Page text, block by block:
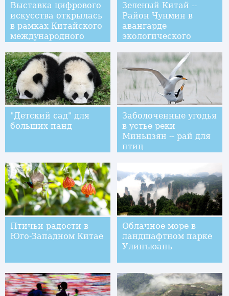
Выставка цифрового
искусства открылась
в рамках Китайского
международного
больших данных
Зеленый Китай --
Район Чунмин в
авангарде
экологического
Шанхае
"Детский сад" для
больших панд
Заболоченные угодья
в устье реки
Миньцзян -- рай для
птиц
Птичьи радости в
Юго-Западном Китае
Облачное море в
ландшафтном парке
Улинъюань